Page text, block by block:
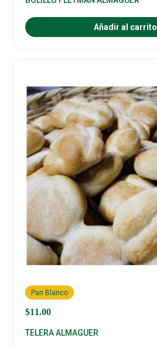
Añadir al carrito
$11.00
Pan Blanco
TELERA ALMAGUER